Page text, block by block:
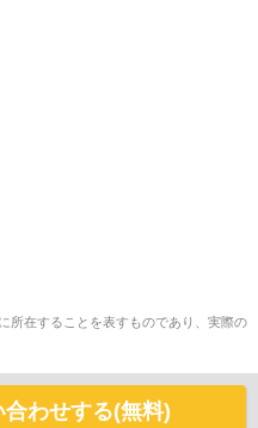
所在することを表すものであり、実際の
わせする(無料)